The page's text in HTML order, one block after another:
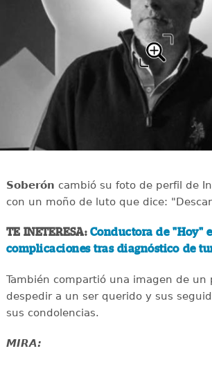
Soberón cambió su foto de perfil de
con un moño de luto que dice:
TE INETERESA:Conductora de "Hoy"
complicaciones tras diagnóstico de
También compartió una imagen de un
despedir a un ser querido y sus
sus condolencias.
MIRA: